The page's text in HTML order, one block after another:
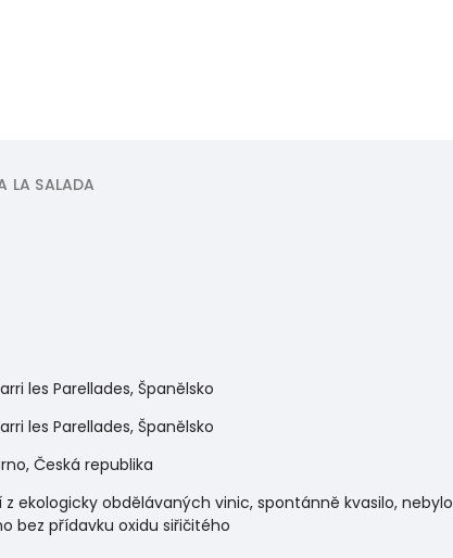
LA SALADA
les Parellades, Španělsko
les Parellades, Španělsko
Česká republika
ekologicky obdělávaných vinic, spontánně kvasilo, nebylo
bez přídavku oxidu siřičitého